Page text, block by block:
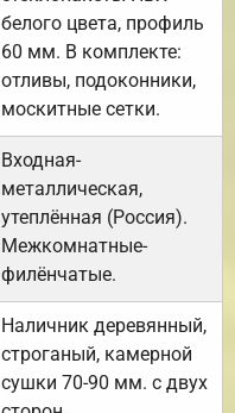
белого цвета, профиль
60 мм. В комплекте:
отливы, подоконники,
москитные сетки.
Входная-
металлическая,
утеплённая (Россия).
Межкомнатные-
филёнчатые.
Наличник деревянный,
строганый, камерной
сушки 70-90 мм. с двух